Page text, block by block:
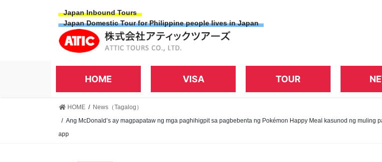
Japan Inbound Tours
Japan Domestic Tour for Philippine people lives in Japan
HOME VISA TOUR
HOME
News（Tagalog）
Ang McDonald’s ay magpapataw ng mga paghihigpit sa pagbebenta ng Pokémon Happy Meal kasunod ng
app